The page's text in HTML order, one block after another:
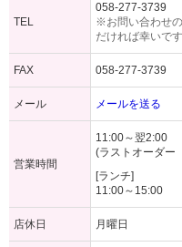
TEL
058-277-3739
※お問い合わせ
だければ幸いです
FAX 058-277-3739
メール メールを送る
営業時間
11:00～翌2:00
(ラストオーダ
[ランチ]
11:00～15:00
店休日 月曜日